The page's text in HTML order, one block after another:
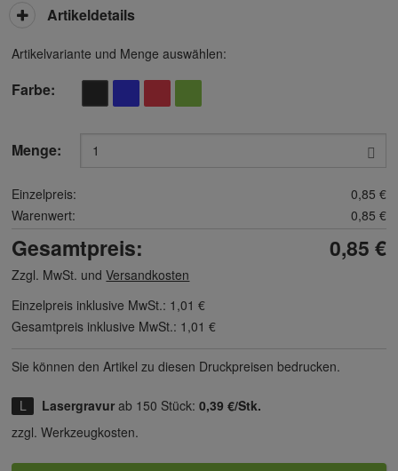
Artikelvariante und Menge auswählen:
Farbe
Menge:
Einzelpreis:
0,85 €
Warenwert:
0,85 €
Gesamtpreis: 0,85 €
Zzgl. MwSt. undVersandkosten
Einzelpreis inklusive MwSt.: 1,01 €
Gesamtpreis inklusive MwSt.: 1,01 €
Sie können den Artikel zu diesen Druck­preisen bedrucken.
Lasergravur ab 150 Stück:0,39 €/Stk.
zzgl. Werkzeugkosten.
Artikeldetails